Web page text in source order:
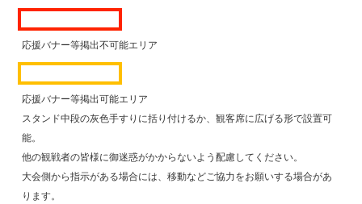
応援バナー等掲出不可能エリア
応援バナー等掲出可能エリア
スタンド中段の灰色手すりに括り付けるか、観客席に広げる形で設置可
能。
他の観戦者の皆様に御迷惑がかからないよう配慮してください。
大会側から指示がある場合には、移動などご協力をお願いする場合があ
ります。